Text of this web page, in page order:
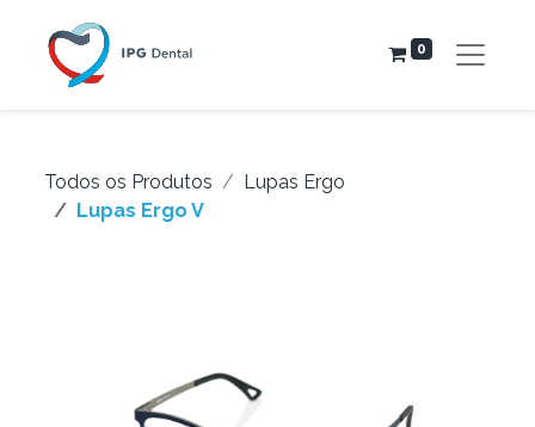
0
Todos os Produtos
Lupas Ergo
Lupas Ergo V